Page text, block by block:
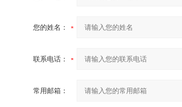
您的姓名：
联系电话：
常用邮箱：